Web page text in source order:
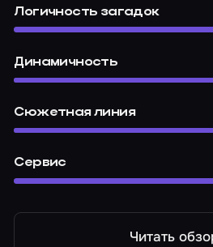
Логичность загадок
Динамичность
Сюжетная линия
Сервис
Читать